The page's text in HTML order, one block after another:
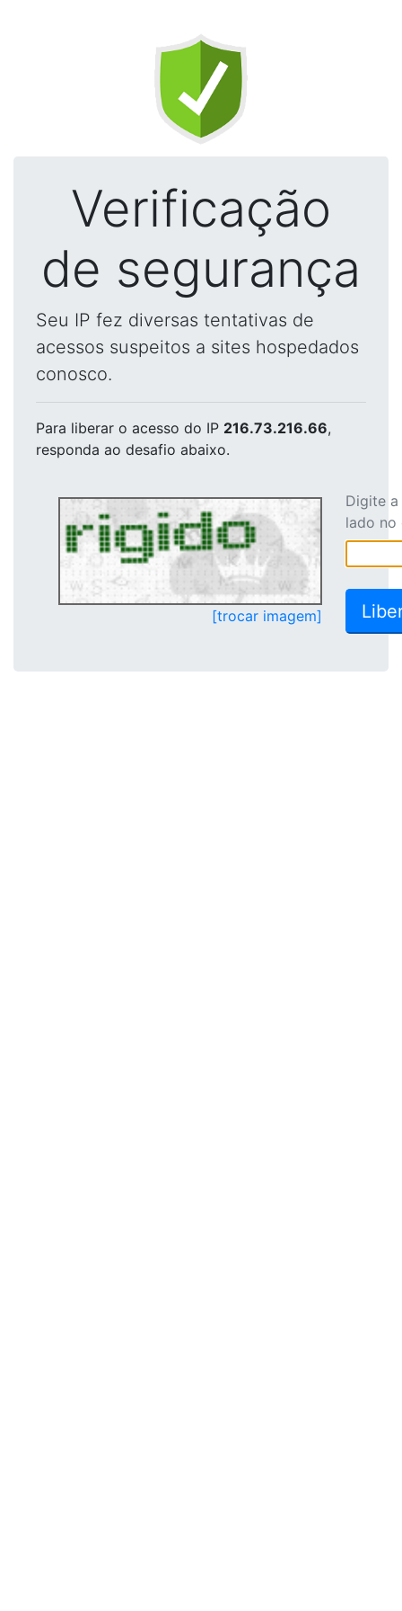
Verificação
de segurança
Seu IP fez diversas tentativas de
acessos suspeitos a sites hospedados
conosco.
Para liberar o acesso do IP 216.73.216.66,
responda ao desafio abaixo.
[trocar imagem]
Digite
lado no